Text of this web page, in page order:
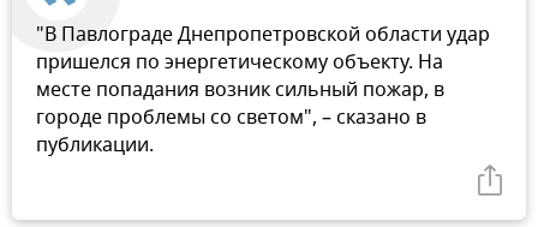
"В Павлограде Днепропетровской области удар
пришелся по энергетическому объекту. На
месте попадания возник сильный пожар, в
городе проблемы со светом", – сказано в
публикации.